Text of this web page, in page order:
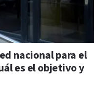
nacional para el
es el objetivo y